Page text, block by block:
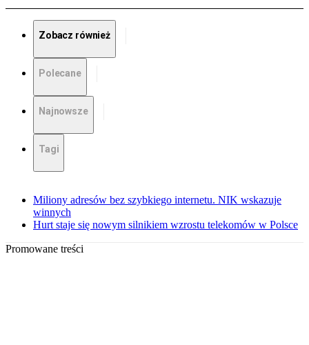
Zobacz również
Polecane
Najnowsze
Tagi
Miliony adresów bez szybkiego internetu. NIK wskazuje
winnych
Hurt staje się nowym silnikiem wzrostu telekomów w Polsce
Promowane treści